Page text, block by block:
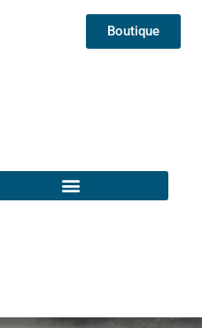
Boutique